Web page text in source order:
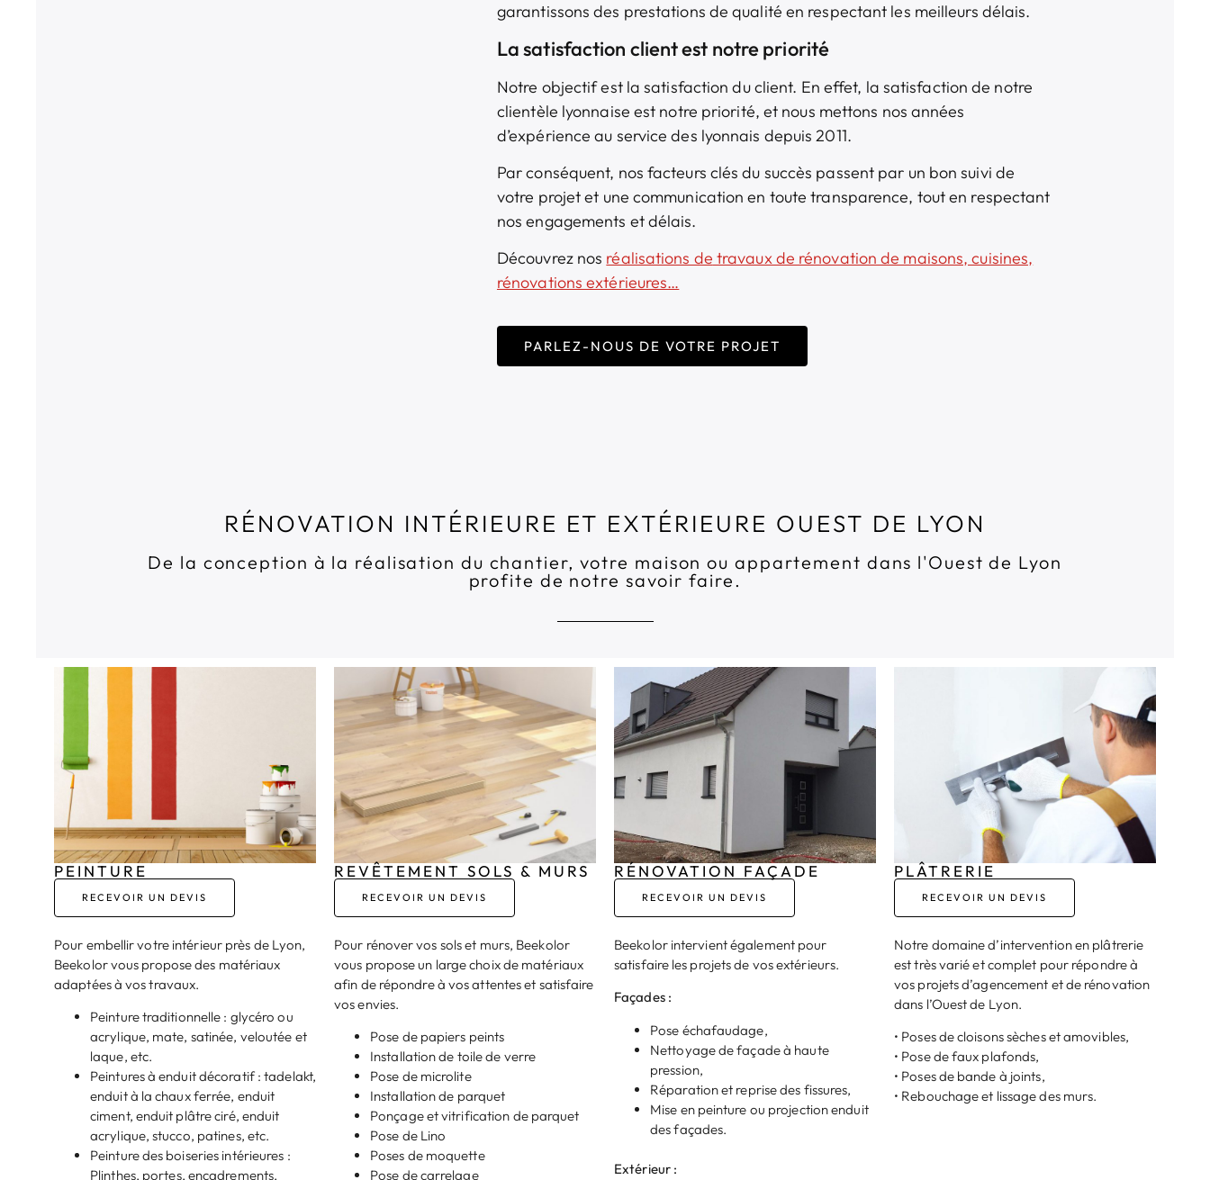
garantissons des prestations de qualité en respectant les meilleurs délais.
La satisfaction client est notre priorité
Notre objectif est la satisfaction du client. En effet, la satisfaction de notre
clientèle lyonnaise est notre priorité, et nous mettons nos années
d’expérience au service des lyonnais depuis 2011.
Par conséquent, nos facteurs clés du succès passent par un bon suivi de
votre projet et une communication en toute transparence, tout en respectant
nos engagements et délais.
Découvrez nos réalisations de travaux de rénovation de maisons, cuisines,
rénovations extérieures…
PARLEZ-NOUS DE VOTRE PROJET
RÉNOVATION INTÉRIEURE ET EXTÉRIEURE OUEST DE LYON
De la conception à la réalisation du chantier, votre maison ou appartement dans l'Ouest de Lyon
profite de notre savoir faire.
PEINTURE
RECEVOIR UN DEVIS
Pour embellir votre intérieur près de Lyon,
Beekolor vous propose des matériaux
adaptées à vos travaux.
Peinture traditionnelle : glycéro ou
acrylique, mate, satinée, veloutée et
laque, etc.
Peintures à enduit décoratif : tadelakt,
enduit à la chaux ferrée, enduit
ciment, enduit plâtre ciré, enduit
acrylique, stucco, patines, etc.
Peinture des boiseries intérieures :
Plinthes, portes, encadrements,
REVÊTEMENT SOLS & MURS
RECEVOIR UN DEVIS
Pour rénover vos sols et murs, Beekolor
vous propose un large choix de matériaux
afin de répondre à vos attentes et satisfaire
vos envies.
Pose de papiers peints
Installation de toile de verre
Pose de microlite
Installation de parquet
Ponçage et vitrification de parquet
Pose de Lino
Poses de moquette
Pose de carrelage
RÉNOVATION FAÇADE
RECEVOIR UN DEVIS
Beekolor intervient également pour
satisfaire les projets de vos extérieurs.
Façades :
Pose échafaudage,
Nettoyage de façade à haute
pression,
Réparation et reprise des fissures,
Mise en peinture ou projection enduit
des façades.
Extérieur :
PLÂTRERIE
RECEVOIR UN DEVIS
Notre domaine d’intervention en plâtrerie
est très varié et complet pour répondre à
vos projets d’agencement et de rénovation
dans l’Ouest de Lyon.
• Poses de cloisons sèches et amovibles,
• Pose de faux plafonds,
• Poses de bande à joints,
• Rebouchage et lissage des murs.